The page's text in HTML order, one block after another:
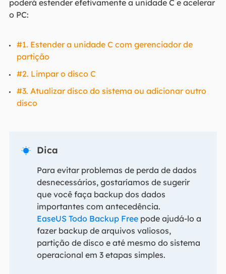
poderá estender efetivamente a unidade C e acelerar
o PC:
#1. Estender a unidade C com gerenciador de
partição
#2. Limpar o disco C
#3. Atualizar disco do sistema ou adicionar outro
disco
 Dica
Para evitar problemas de perda de dados
desnecessários, gostaríamos de sugerir
que você faça backup dos dados
importantes com antecedência.
EaseUS Todo Backup Freepode ajudá-lo a
fazer backup de arquivos valiosos,
partição de disco e até mesmo do sistema
operacional em 3 etapas simples.